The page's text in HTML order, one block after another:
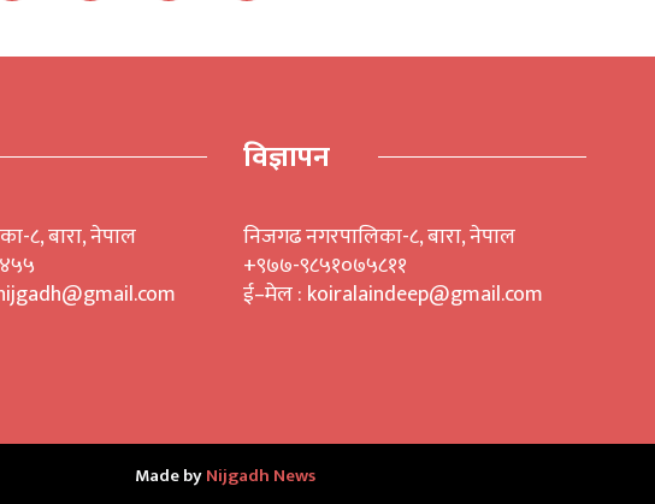
८, बारा, नेपाल
विज्ञापन
निजगढ नगरपालिका-८, बारा, नेपाल
+९७७-९८५१०७५८११
ई–मेल : koiralaindeep@gmail.com
Made byNijgadh News